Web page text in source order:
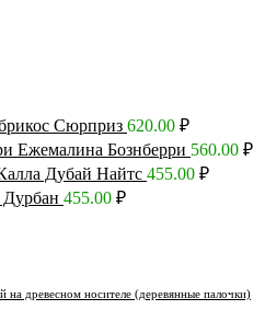
Сюрприз 620.00 ₽
Ежемалина Бознберри 560.00 ₽
Дубай Найтс 455.00 ₽
455.00 ₽
на древесном носителе (деревянные палочки)